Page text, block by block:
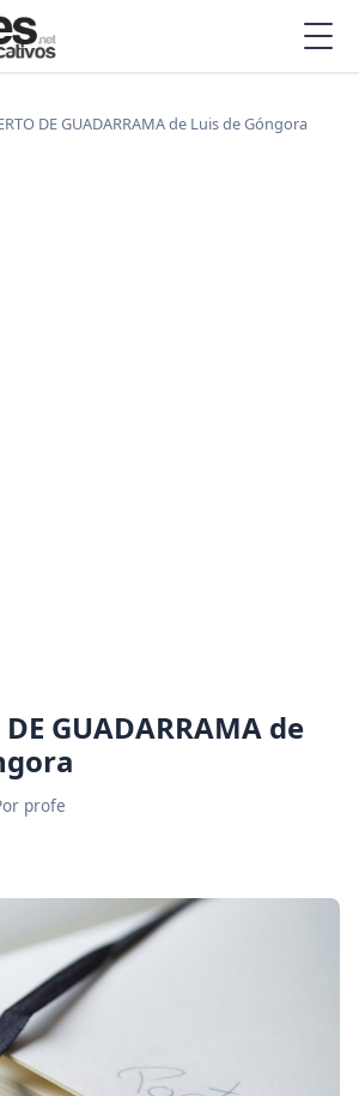
DE GUADARRAMA de Luis de Góngora
DE GUADARRAMA de
profe